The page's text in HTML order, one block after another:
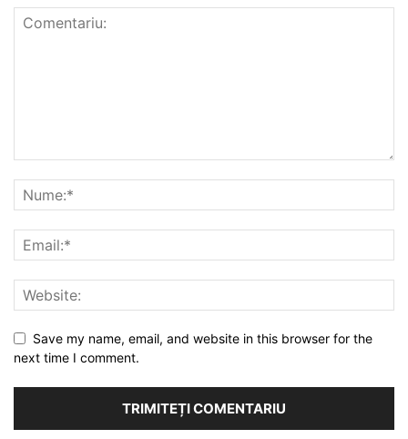
Save my name, email, and website in this browser for the
next time I comment.